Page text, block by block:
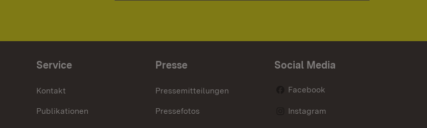
Service
Kontakt
Publikationen
Presse
Pressemitteilungen
Pressefotos
Social Media
Facebook
Instagram